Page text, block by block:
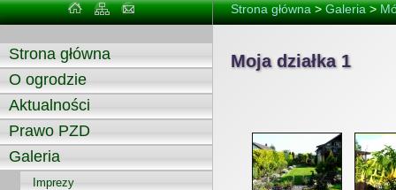
Strona główna>Galeria>
Strona główna
O ogrodzie
Aktualności
Prawo PZD
Galeria
Imprezy
Moja działka 1